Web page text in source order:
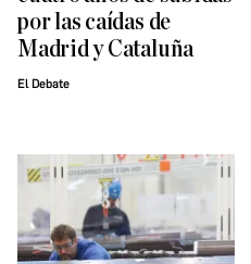
por las caídas de
Madrid y Cataluña
El Debate